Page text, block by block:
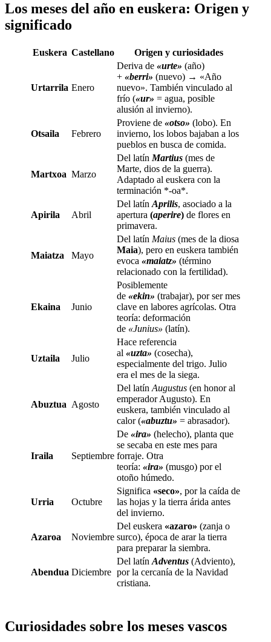
Los meses del año en euskera: Origen y
significado
Euskera Castellano Origen y curiosidades
Urtarrila Enero
Deriva de «urte» (año)
+ «berri» (nuevo) → «Año
nuevo». También vinculado al
frío («ur» = agua, posible
alusión al invierno).
Otsaila Febrero
Proviene de «otso» (lobo). En
invierno, los lobos bajaban a los
pueblos en busca de comida.
Martxoa Marzo
Del latín Martius (mes de
Marte, dios de la guerra).
Adaptado al euskera con la
terminación *-oa*.
Apirila Abril
Del latín Aprilis, asociado a la
apertura (aperire) de flores en
primavera.
Maiatza Mayo
Del latín Maius (mes de la diosa
Maia), pero en euskera también
evoca «maiatz» (término
relacionado con la fertilidad).
Ekaina Junio
Posiblemente
de «ekin» (trabajar), por ser mes
clave en labores agrícolas. Otra
teoría: deformación
de «Junius» (latín).
Uztaila Julio
Hace referencia
al «uzta» (cosecha),
especialmente del trigo. Julio
era el mes de la siega.
Abuztua Agosto
Del latín Augustus (en honor al
emperador Augusto). En
euskera, también vinculado al
calor («abuztu» = abrasador).
Iraila Septiembre
De «ira» (helecho), planta que
se secaba en este mes para
forraje. Otra
teoría: «ira» (musgo) por el
otoño húmedo.
Urria Octubre
Significa «seco», por la caída de
las hojas y la tierra árida antes
del invierno.
Azaroa Noviembre
Del euskera «azaro» (zanja o
surco), época de arar la tierra
para preparar la siembra.
Abendua Diciembre
Del latín Adventus (Adviento),
por la cercanía de la Navidad
cristiana.
Curiosidades sobre los meses vascos